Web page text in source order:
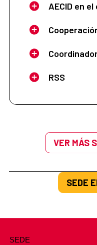
AECID en
RSS
VER MÁS
SEDE
SEDE